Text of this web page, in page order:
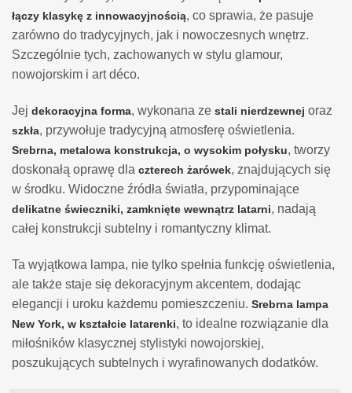
łączy klasykę z innowacyjnością, co sprawia, że pasuje
zarówno do tradycyjnych, jak i nowoczesnych wnętrz.
Szczególnie tych, zachowanych w stylu glamour,
nowojorskim i art déco.
Jej dekoracyjna forma, wykonana ze stali nierdzewnej oraz
szkła, przywołuje tradycyjną atmosferę oświetlenia.
Srebrna, metalowa konstrukcja, o wysokim połysku, tworzy
doskonałą oprawę dla czterech żarówek, znajdujących się
w środku. Widoczne źródła światła, przypominające
delikatne świeczniki, zamknięte wewnątrz latarni, nadają
całej konstrukcji subtelny i romantyczny klimat.
Ta wyjątkowa lampa, nie tylko spełnia funkcję oświetlenia,
ale także staje się dekoracyjnym akcentem, dodając
elegancji i uroku każdemu pomieszczeniu. Srebrna lampa
New York, w kształcie latarenki, to idealne rozwiązanie dla
miłośników klasycznej stylistyki nowojorskiej,
poszukujących subtelnych i wyrafinowanych dodatków.